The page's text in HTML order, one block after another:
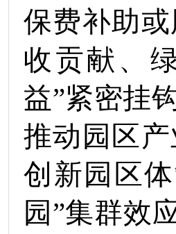
保费补助
收贡献、
益”紧密挂
推动园区
创新园区
园”集群效